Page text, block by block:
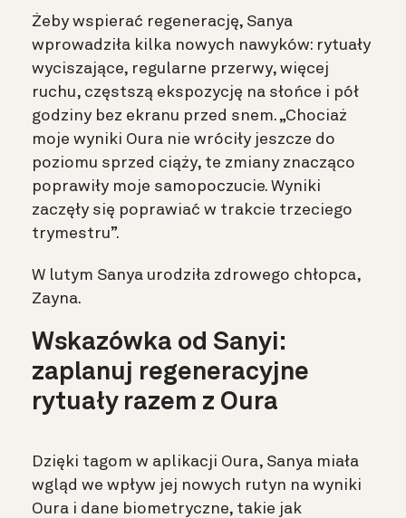
Żeby wspierać regenerację, Sanya
wprowadziła kilka nowych nawyków: rytuały
wyciszające, regularne przerwy, więcej
ruchu, częstszą ekspozycję na słońce i pół
godziny bez ekranu przed snem. „Chociaż
moje wyniki Oura nie wróciły jeszcze do
poziomu sprzed ciąży, te zmiany znacząco
poprawiły moje samopoczucie. Wyniki
zaczęły się poprawiać w trakcie trzeciego
trymestru”.
W lutym Sanya urodziła zdrowego chłopca,
Zayna.
Wskazówka od Sanyi:
zaplanuj regeneracyjne
rytuały razem z Oura
Dzięki tagom w aplikacji Oura, Sanya miała
wgląd we wpływ jej nowych rutyn na wyniki
Oura i dane biometryczne, takie jak